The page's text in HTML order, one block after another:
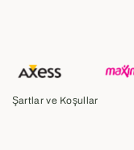
Şartlar ve Koşullar